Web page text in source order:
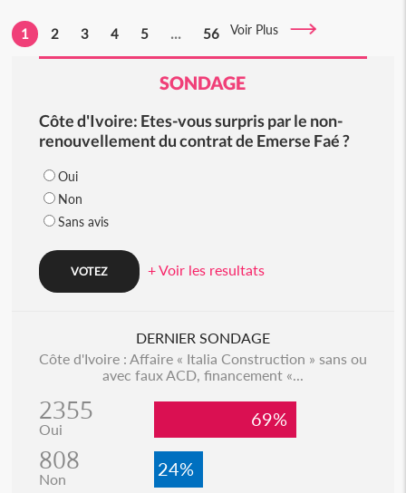
1 2 3 4 5 ... 56 Voir Plus
SONDAGE
Côte d'Ivoire: Etes-vous surpris par le non-
renouvellement du contrat de Emerse Faé ?
Oui
Non
Sans avis
+ Voir les resultats
DERNIER SONDAGE
Côte d'Ivoire : Affaire « Italia Construction » sans ou
avec faux ACD, financement «...
2355
Oui 69%
808
Non 24%